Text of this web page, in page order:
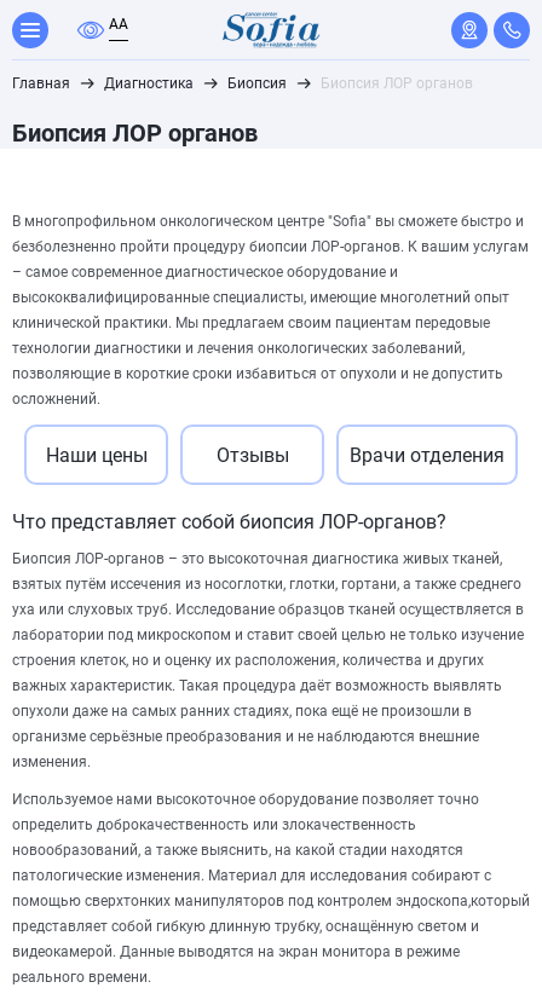
AA
Главная Диагностика Биопсия Биопсия ЛОР органов
Биопсия ЛОР органов
В многопрофильном онкологическом центре "Sofia" вы сможете быстро и
безболезненно пройти процедуру биопсии ЛОР-органов. К вашим услугам
– самое современное диагностическое оборудование и
высококвалифицированные специалисты, имеющие многолетний опыт
клинической практики. Мы предлагаем своим пациентам передовые
технологии диагностики и лечения онкологических заболеваний,
позволяющие в короткие сроки избавиться от опухоли и не допустить
осложнений.
Наши цены Отзывы Врачи отделения
Что представляет собой биопсия ЛОР-органов?
Биопсия ЛОР-органов – это высокоточная диагностика живых тканей,
взятых путём иссечения из носоглотки, глотки, гортани, а также среднего
уха или слуховых труб. Исследование образцов тканей осуществляется в
лаборатории под микроскопом и ставит своей целью не только изучение
строения клеток, но и оценку их расположения, количества и других
важных характеристик. Такая процедура даёт возможность выявлять
опухоли даже на самых ранних стадиях, пока ещё не произошли в
организме серьёзные преобразования и не наблюдаются внешние
изменения.
Используемое нами высокоточное оборудование позволяет точно
определить доброкачественность или злокачественность
новообразований, а также выяснить, на какой стадии находятся
патологические изменения. Материал для исследования собирают с
помощью сверхтонких манипуляторов под контролем эндоскопа,который
представляет собой гибкую длинную трубку, оснащённую светом и
видеокамерой. Данные выводятся на экран монитора в режиме
реального времени.